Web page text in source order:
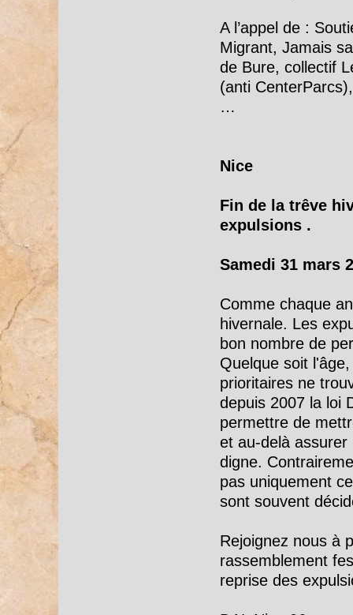
A l’appel de :
Migrant, Jamais
de Bure, collectif
(anti
…
Nice
Fin de la trêve
expulsions .
Samedi 31 mars
Comme chaque
hivernale. Les
bon nombre de
Quelque soit
prioritaires ne
depuis 2007 la loi
permettre de
et au-delà
digne.
pas uniquement
sont souvent
Rejoignez nous à
rassemblement
reprise des